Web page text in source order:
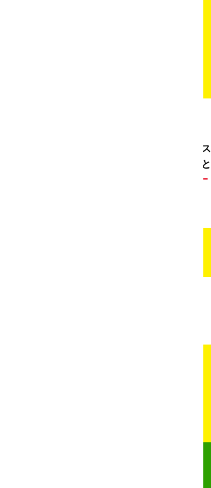
。ガソリンス
タンドや整備工場の既存インフラを活用すること
リー